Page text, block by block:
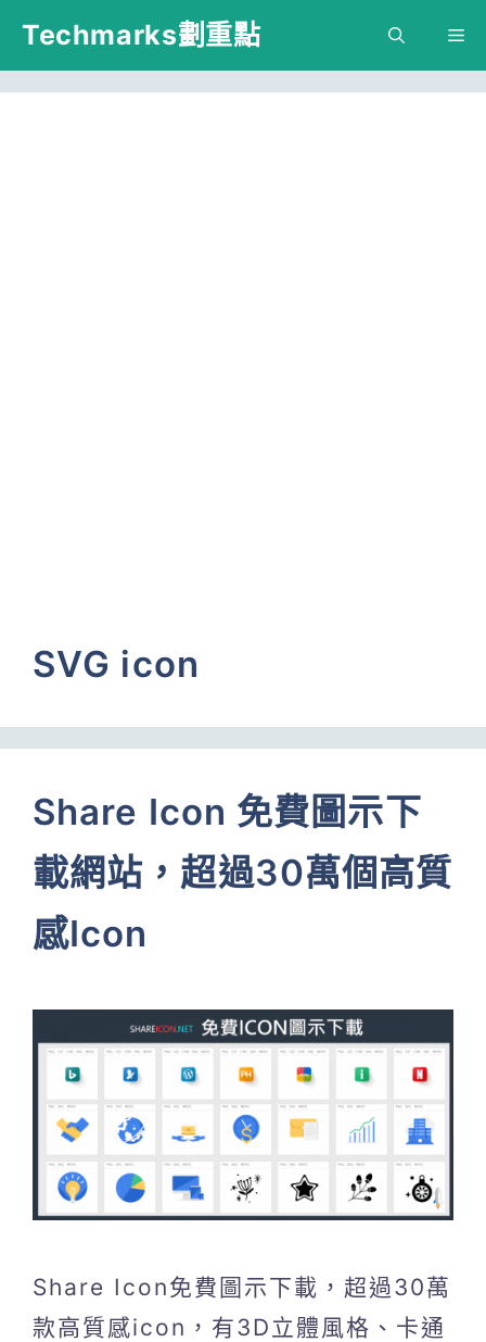
跳
主
Techmarks劃重點
SVG icon
Share Icon 免費圖示下
載網站，超過30萬個高質
感Icon
Share Icon免費圖示下載，超過30萬
款高質感icon，有3D立體風格、卡通